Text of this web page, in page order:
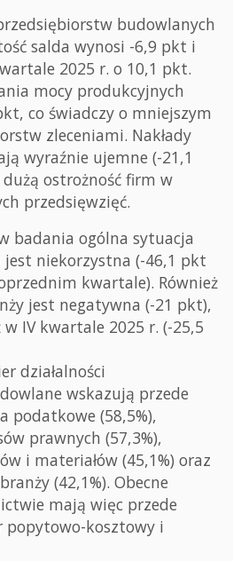
budowlanych
salda wynosi -6,9 pkt i
2025 r. o 10,1 pkt.
mocy produkcyjnych
co świadczy o mniejszym
zleceniami. Nakłady
wyraźnie ujemne (-21,1
ostrożność firm w
przedsięwzięć.
badania ogólna sytuacja
niekorzystna (-46,1 pkt
kwartale). Również
jest negatywna (-21 pkt),
IV kwartale 2025 r. (-25,5
działalności
wskazują przede
podatkowe (58,5%),
prawnych (57,3%),
i materiałów (45,1%) oraz
(42,1%). Obecne
mają więc przede
kosztowy i